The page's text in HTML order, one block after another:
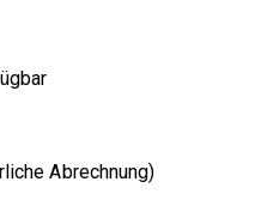
Abrechnung)